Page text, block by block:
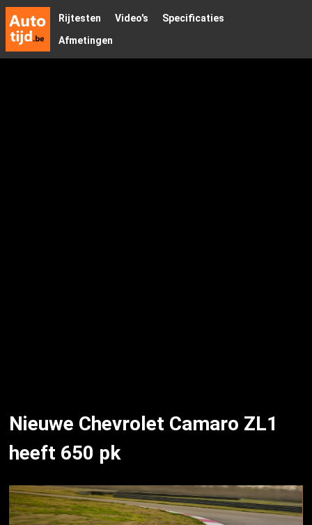
Rijtesten Video's
Specificaties
Afmetingen
Nieuwe Chevrolet Camaro ZL1
heeft 650 pk